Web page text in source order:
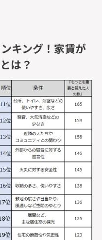
キング！家賃が
は？